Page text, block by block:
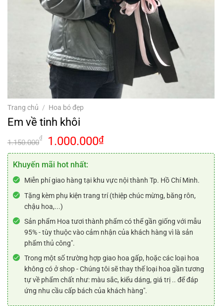
Trang chủ / Hoa bó đẹp
Em về tinh khôi
1.150.000
₫
Giá
gốc
là:
1.150.000₫.
1.000.000₫Giá
hiện
là:
1.000.000₫.
Khuyến mãi hot nhất:
Miễn phí giao hàng tại khu vực nội thành Tp. Hồ Chí Minh.
Tặng kèm phụ kiện trang trí (thiệp chúc mừng, băng rôn,
chậu hoa,...)
Sản phẩm Hoa tươi thành phẩm có thể gần giống với mẫu
95% - tùy thuộc vào cảm nhận của khách hàng vì là sản
phẩm thủ công".
Trong một số trường hợp giao hoa gấp, hoặc các loại hoa
không có ở shop - Chúng tôi sẽ thay thế loại hoa gần tương
tự về phẩm chất như: màu sắc, kiểu dáng, giá trị .. để đáp
ứng nhu cầu cấp bách của khách hàng".